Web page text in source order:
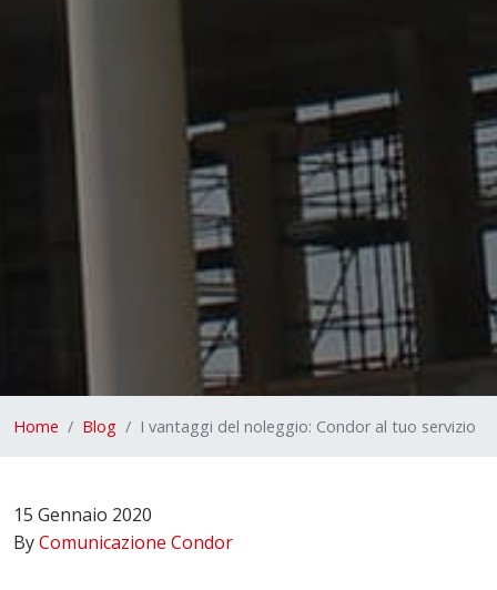
Home Blog I vantaggi del noleggio: Condor al tuo servizio
15 Gennaio 2020
ByComunicazione Condor